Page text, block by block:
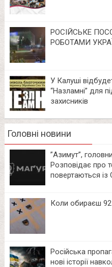
РОСІЙСЬКЕ
РОБОТАМИ
У Калуші
“Назламні” для
захисників
Головні новини
⁨”Азимут”,
Розповідає про
повертаються із
Коли обираєш
Російська
нові історії